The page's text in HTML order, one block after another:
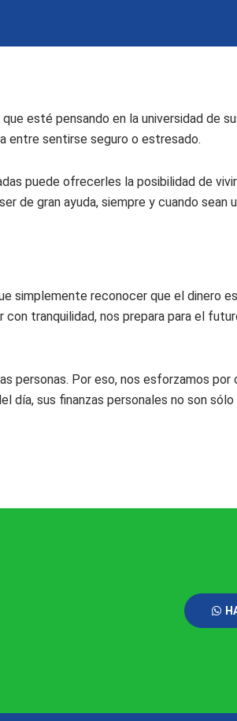
esté pensando en la universidad de
entre sentirse seguro o estresado.
puede ofrecerles la posibilidad de
de gran ayuda, siempre y cuando
simplemente reconocer que el dinero
tranquilidad, nos prepara para el
personas. Por eso, nos esforzamos
día, sus finanzas personales no son